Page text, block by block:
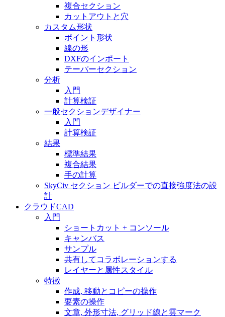
複合セクション
カットアウトと穴
カスタム形状
ポイント形状
線の形
DXFのインポート
テーパーセクション
分析
入門
計算検証
一般セクションデザイナー
入門
計算検証
結果
標準結果
複合結果
手の計算
SkyCiv セクション ビルダーでの直接強度法の設
計
クラウドCAD
入門
ショートカット + コンソール
キャンバス
サンプル
共有してコラボレーションする
レイヤーと属性スタイル
特徴
作成, 移動とコピーの操作
要素の操作
文章, 外形寸法, グリッド線と雲マーク